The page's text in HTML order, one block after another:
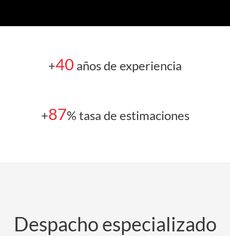
+40 años de experiencia
+87% tasa de estimaciones
Despacho especializado